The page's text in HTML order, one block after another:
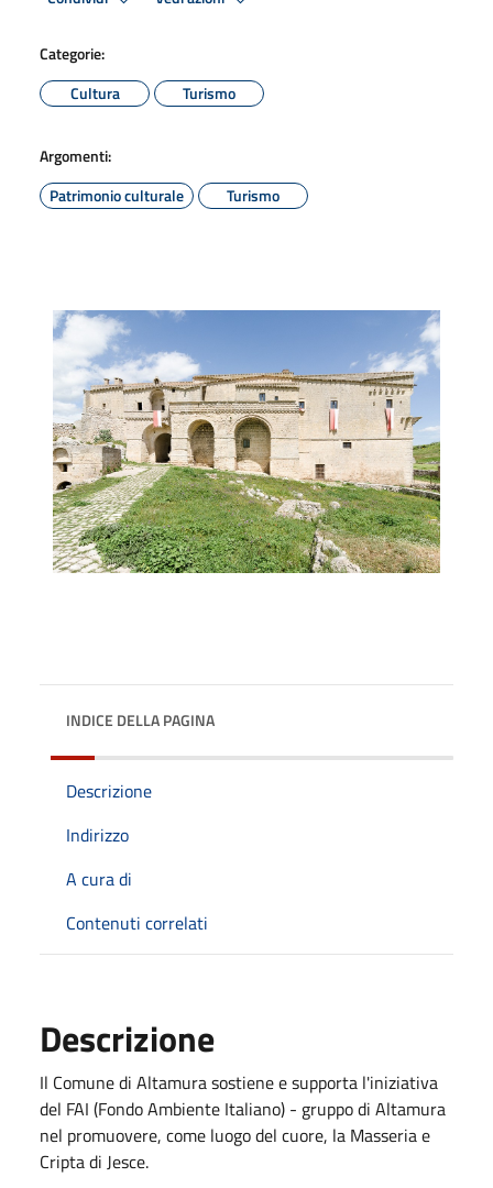
Categorie:
Cultura
Turismo
Argomenti:
Patrimonio culturale
Turismo
INDICE DELLA PAGINA
Descrizione
Indirizzo
A cura di
Contenuti correlati
Descrizione
Il Comune di Altamura sostiene e supporta l'iniziativa
del FAI (Fondo Ambiente Italiano) - gruppo di Altamura
nel promuovere, come luogo del cuore, la Masseria e
Cripta di Jesce.